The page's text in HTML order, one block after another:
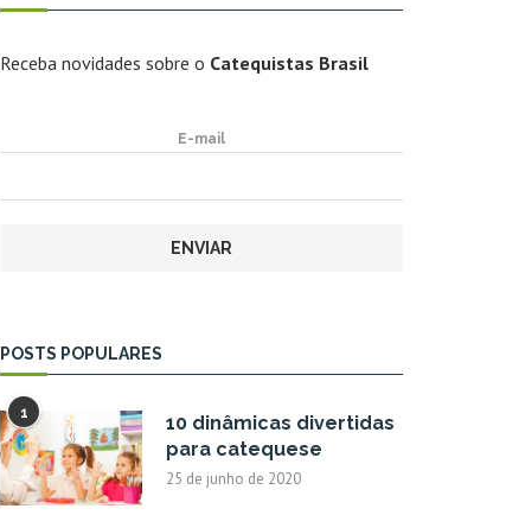
Receba novidades sobre o Catequistas Brasil
E-mail
POSTS POPULARES
1
10 dinâmicas divertidas
para catequese
25 de junho de 2020